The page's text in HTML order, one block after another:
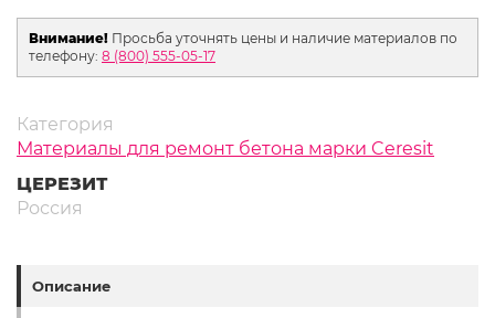
Внимание! Просьба уточнять цены и наличие материалов по
телефону: 8 (800) 555-05-17
Категория
Материалы для ремонт бетона марки Ceresit
ЦЕРЕЗИТ
Россия
Описание